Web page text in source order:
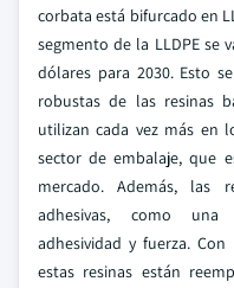
corbata está bifurcado en
segmento de la LLDPE se
dólares para 2030. Esto
robustas de las resinas
utilizan cada vez más en
sector de embalaje, que
mercado. Además, las
adhesivas, como una
adhesividad y fuerza.
estas resinas están